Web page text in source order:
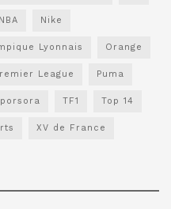
NBA Nike
Lyonnais Orange
League Puma
TF1 Top 14
XV de France